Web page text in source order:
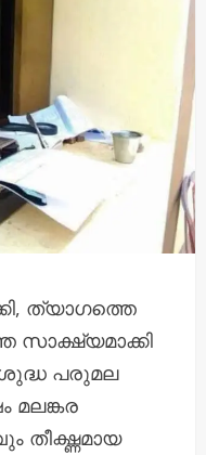
ത്യാഗത്തെ
സാക്ഷ്യമാക്കി
പരുമല
മലങ്കര
തീക്ഷ്ണമായ